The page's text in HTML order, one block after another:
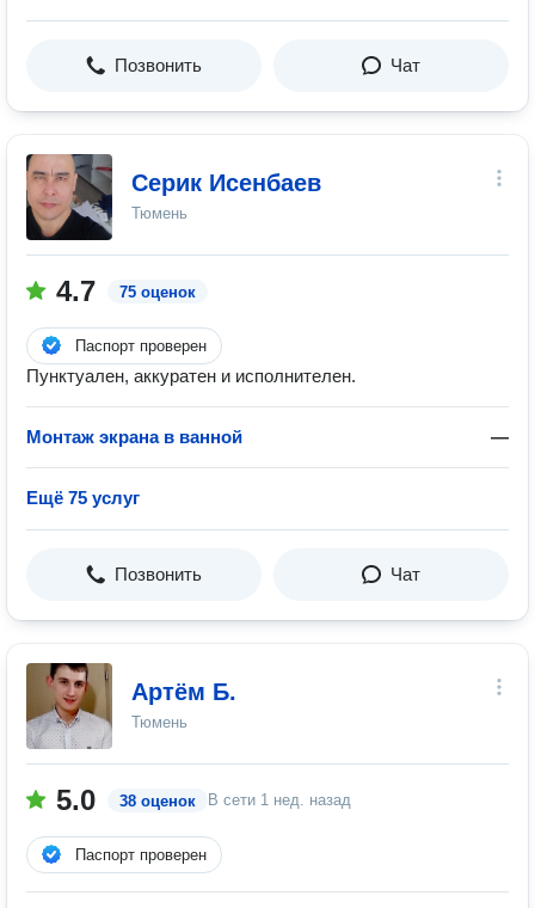
Позвонить Чат
Серик Исенбаев
Тюмень
4.7 75 оценок
Паспорт проверен
Пунктуален, аккуратен и исполнителен.
Монтаж экрана в ванной —
Ещё 75 услуг
Позвонить Чат
Артём Б.
Тюмень
5.0 38 оценок В сети 1 нед. назад
Паспорт проверен